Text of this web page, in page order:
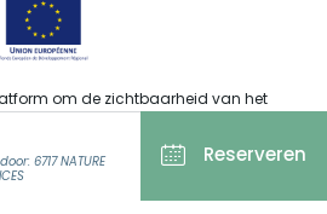
6717 NATURE Reserveren
om de zichtbaarheid van het
en wijntoeristisch aanbod van de
gefinancierd door de EFRO in het
de Europese Unie op de COVID-19-
pandemie.